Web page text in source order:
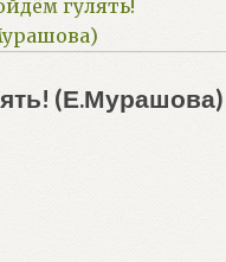
(Е.Мурашова)